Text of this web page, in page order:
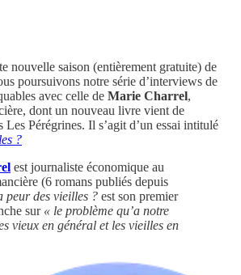
nouvelle saison (entièrement gratuite) de
poursuivons notre série d’interviews de
avec celle de Marie Charrel,
dont un nouveau livre vient de
Pérégrines. Il s’agit d’un essai intitulé
?
est journaliste économique au
(6 romans publiés depuis
peur des vieilles ? est son premier
sur « le problème qu’a notre
vieux en général et les vieilles en